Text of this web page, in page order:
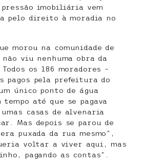
pressão imobiliária vem
pelo direito à moradia no
morou na comunidade de
viu nenhuma obra da
os 186 moradores –
pagos pela prefeitura do
único ponto de água
tempo até que se pagava
casas de alvenaria
Mas depois se parou de
puxada da rua mesmo”,
voltar a viver aqui, mas
pagando as contas”.